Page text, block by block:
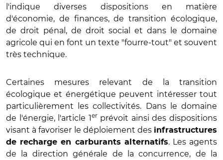
l'indique diverses dispositions en matière
d'économie, de finances, de transition écologique,
de droit pénal, de droit social et dans le domaine
agricole qui en font un texte "fourre-tout" et souvent
très technique.
Certaines mesures relevant de la transition
écologique et énergétique peuvent intéresser tout
particulièrement les collectivités. Dans le domaine
de l'énergie, l'article 1erprévoit ainsi des dispositions
visant à favoriser le déploiement des infrastructures
de recharge en carburants alternatifs. Les agents
de la direction générale de la concurrence, de la